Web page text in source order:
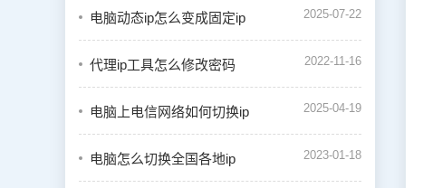
电脑动态ip怎么变成固定ip 2025-07-22
代理ip工具怎么修改密码 2022-11-16
电脑上电信网络如何切换ip 2025-04-19
电脑怎么切换全国各地ip 2023-01-18